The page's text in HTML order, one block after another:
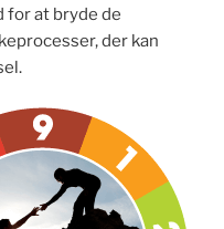
for at bryde de
der kan